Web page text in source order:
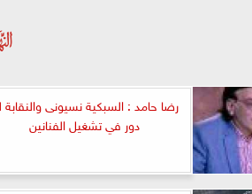
رضا حامد : السبكية نسيونى والنقابة
دور في تشغيل الفنانين